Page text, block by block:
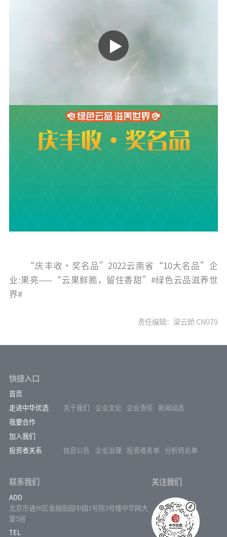
“庆丰收·奖名品”2022云南省“10大名品”企
业:果亮——“云果鲜脆，留住香甜”#绿色云品滋养世
界#
责任编辑：梁云娇 CN079
快捷入口
首页
走进中华优选
关于我们 企业文化 企业责任 新闻动态
我要合作
加入我们
投资者关系
信息公告 企业治理 投资者名单 分析师名单
联系我们
ADD
北京市通州区金融街园中园1号院3号楼中华网大
厦5层
TEL
关注我们